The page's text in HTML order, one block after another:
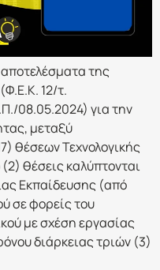
της
12/τ.
08.05.2024) για την
μεταξύ
θέσεων Τεχνολογικής
θέσεις καλύπτονται
Εκπαίδευσης (από
σε φορείς του
με σχέση εργασίας
διάρκειας τριών (3)